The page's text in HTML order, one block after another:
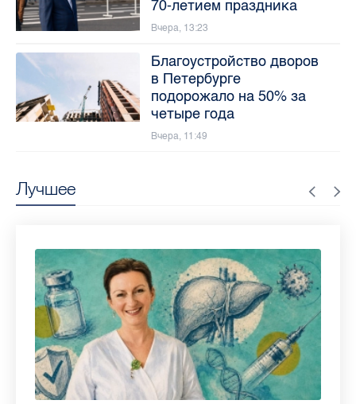
Лучшее
70-летием праздника
Вчера, 13:23
Благоустройство дворов
в Петербурге
подорожало на 50% за
четыре года
Вчера, 11:49